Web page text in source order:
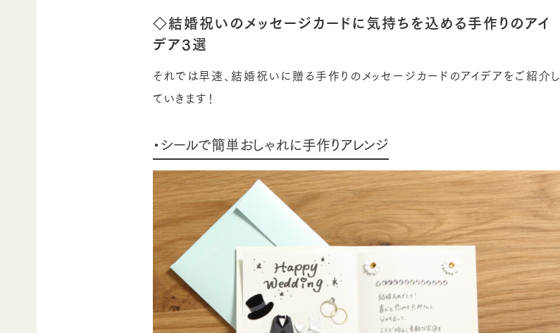
◇結婚祝いのメッセージカードに気持ちを込める手作りのアイ
デア3選
それでは早速、結婚祝いに贈る手作りのメッセージカードのアイデアをご紹介し
ていきます！
・シールで簡単おしゃれに手作りアレンジ